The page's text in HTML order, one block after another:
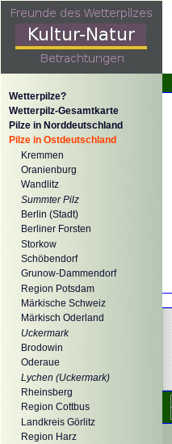
Wetterpilze?
Wetterpilz-Gesamtkarte
Pilze in Norddeutschland
Pilze in Ostdeutschland
Kremmen
Oranienburg
Wandlitz
Summter Pilz
Berlin (Stadt)
Berliner Forsten
Storkow
Schöbendorf
Grunow-Dammendorf
Region Potsdam
Märkische Schweiz
Märkisch Oderland
Uckermark
Brodowin
Oderaue
Lychen (Uckermark)
Rheinsberg
Region Cottbus
Landkreis Görlitz
Region Harz